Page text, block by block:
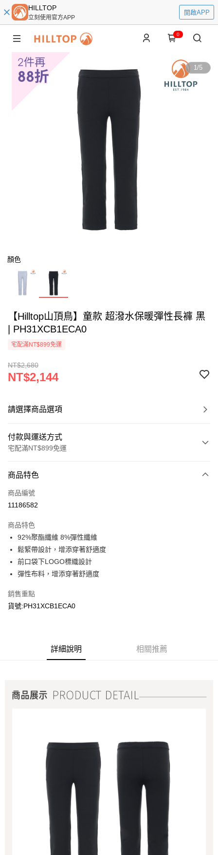
HILLTOP
立刻使用官方APP
開啟APP
0
1/5
顏色
【Hilltop山頂鳥】童款 超潑水保暖彈性長褲 黑
| PH31XCB1ECA0
宅配滿NT$899免運
NT$2,680
NT$2,144
請選擇商品選項
付款與運送方式
宅配滿NT$899免運
信用卡一次付款
LINE Pay
悠遊付
Google Pay
運送方式
宅配
每筆NT$90，滿NT$899(含以上)免運費
商品特色
商品編號
11186582
商品特色
92%聚酯纖維 8%彈性纖維
鬆緊帶設計，增添穿著舒適度
前口袋下LOGO標織設計
彈性布料，增添穿著舒適度
銷售重點
貨號:PH31XCB1ECA0
詳細說明 相關推薦